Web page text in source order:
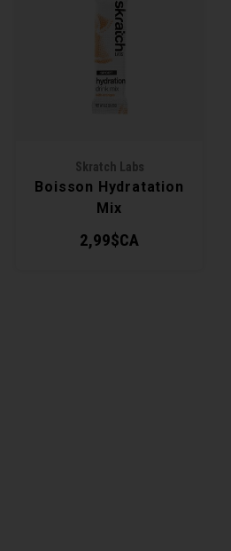
Skratch Labs
Boisson Hydratation
Mix
2,99$CA